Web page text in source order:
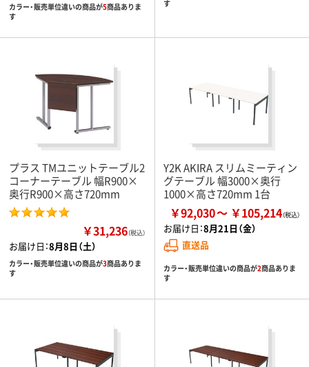
カラー・販売単位違いの商品が5商品ありま
す
す
プラス TMユニットテーブル2
コーナーテーブル 幅R900×
奥行R900×高さ720mm
￥31,236（税込）
お届け日：8月8日（土）
カラー・販売単位違いの商品が3商品ありま
す
Y2K AKIRA スリムミーティン
グテーブル 幅3000×奥行
1000×高さ720mm 1台
￥92,030 ￥105,214
お届け日：8月21日（金）
直送品
カラー・販売単位違いの商品が2商品ありま
す